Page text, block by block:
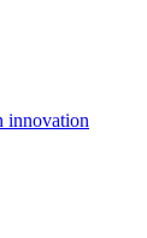
innovation